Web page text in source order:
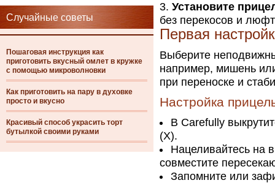
Случайные советы
Пошаговая инструкция как
приготовить вкусный омлет в кружке
с помощью микроволновки
Как приготовить на пару в духовке
просто и вкусно
Красивый способ украсить торт
бутылкой своими руками
Установите
без перекосов и
Первая
Выберите
например, мишень
при переноске и
Настройка
В Carefully
(X).
Нацеливайтесь на
совместите
Запомните или